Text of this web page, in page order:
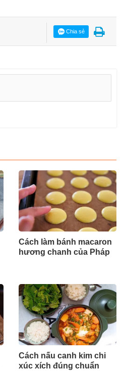
Chia sẻ
Cách làm bánh macaron
hương chanh của Pháp
Cách nấu canh kim chi
xúc xích đúng chuẩn